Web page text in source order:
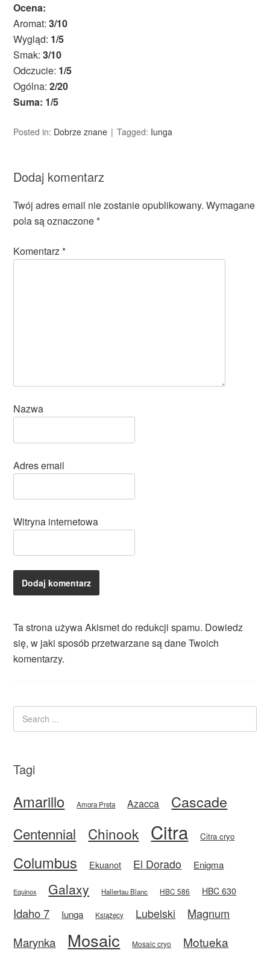
Ocena:
Aromat:3/10
Wygląd: 1/5
Smak:3/10
Odczucie: 1/5
Ogólna:2/20
Suma: 1/5
Posted in: Dobrze znane Tagged: Iunga
Dodaj komentarz
Twój adres email nie zostanie opublikowany. Wymagane
pola są oznaczone*
Komentarz*
Nazwa
Adres email
Witryna internetowa
Ta strona używa Akismet do redukcji spamu. Dowiedz
się, w jaki sposób przetwarzane są dane Twoich
komentarzy.
Tagi
Amarillo Amora Preta Azacca Cascade
Centennial Chinook Citra Citra cryo
Columbus Ekuanot El Dorado Enigma
Equinox Galaxy Hallertau Blanc HBC 586 HBC 630
Idaho 7 Iunga Książęcy Lubelski
Magnum
Marynka
Mosaic Mosaic cryo Motueka